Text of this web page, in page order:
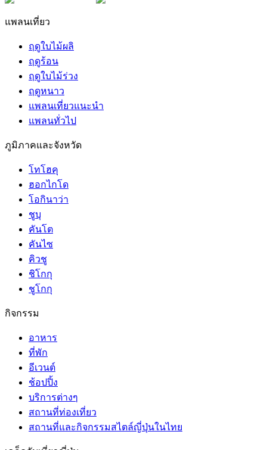
แพลนเที่ยว
ฤดูใบไม้ผลิ
ฤดูร้อน
ฤดูใบไม้ร่วง
ฤดูหนาว
แพลนเที่ยวแนะนำ
แพลนทั่วไป
ภูมิภาคและจังหวัด
โทโฮคุ
ฮอกไกโด
โอกินาว่า
ชูบุ
คันโต
คันไซ
คิวชู
ชิโกกุ
ชูโกกุ
กิจกรรม
อาหาร
ที่พัก
อีเวนต์
ช้อปปิ้ง
บริการต่างๆ
สถานที่ท่องเที่ยว
สถานที่และกิจกรรมสไตล์ญี่ปุ่นในไทย